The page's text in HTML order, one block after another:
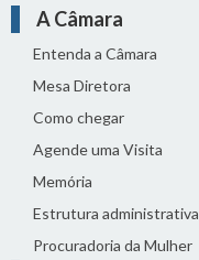
A Câmara
Entenda a Câmara
Mesa Diretora
Como chegar
Agende uma Visita
Memória
Estrutura administrativa
Procuradoria da Mulher